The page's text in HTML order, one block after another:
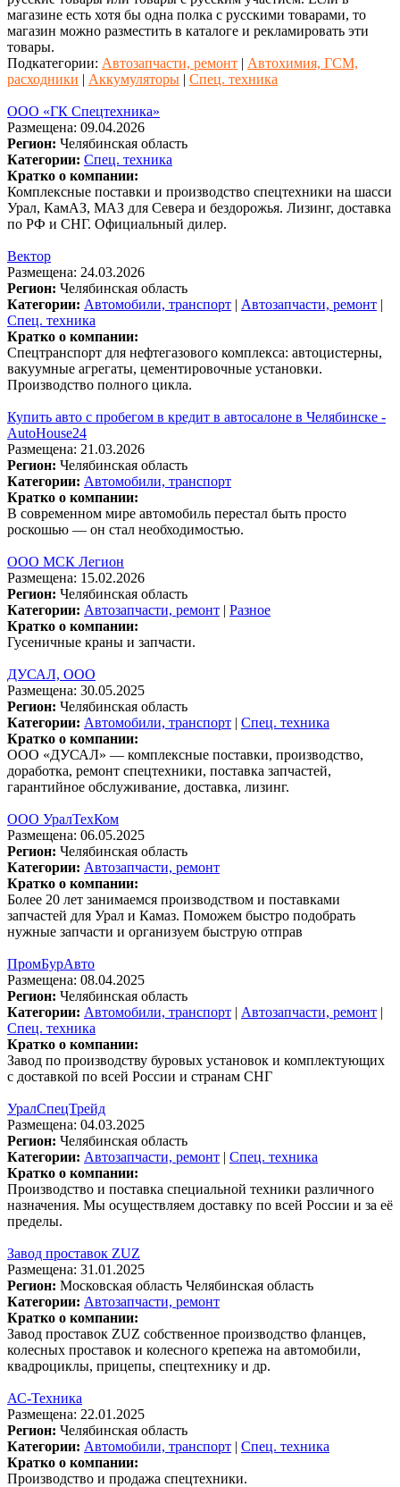
магазине есть хотя бы одна полка с русскими товарами, то
магазин можно разместить в каталоге и рекламировать эти
товары.
Подкатегории: Автозапчасти, ремонт | Автохимия, ГСМ,
расходники | Аккумуляторы | Спец. техника
ООО «ГК Спецтехника»
Размещена: 09.04.2026
Регион: Челябинская область
Категории: Спец. техника
Кратко о компании:
Комплексные поставки и производство спецтехники на шасси
Урал, КамАЗ, МАЗ для Севера и бездорожья. Лизинг, доставка
по РФ и СНГ. Официальный дилер.
Вектор
Размещена: 24.03.2026
Регион: Челябинская область
Категории: Автомобили, транспорт | Автозапчасти, ремонт |
Спец. техника
Кратко о компании:
Спецтранспорт для нефтегазового комплекса: автоцистерны,
вакуумные агрегаты, цементировочные установки.
Производство полного цикла.
Купить авто с пробегом в кредит в автосалоне в Челябинске -
AutoHouse24
Размещена: 21.03.2026
Регион: Челябинская область
Категории: Автомобили, транспорт
Кратко о компании:
В современном мире автомобиль перестал быть просто
роскошью — он стал необходимостью.
ООО МСК Легион
Размещена: 15.02.2026
Регион: Челябинская область
Категории: Автозапчасти, ремонт | Разное
Кратко о компании:
Гусеничные краны и запчасти.
ДУСАЛ, ООО
Размещена: 30.05.2025
Регион: Челябинская область
Категории: Автомобили, транспорт | Спец. техника
Кратко о компании:
ООО «ДУСАЛ» — комплексные поставки, производство,
доработка, ремонт спецтехники, поставка запчастей,
гарантийное обслуживание, доставка, лизинг.
ООО УралТехКом
Размещена: 06.05.2025
Регион: Челябинская область
Категории: Автозапчасти, ремонт
Кратко о компании:
Более 20 лет занимаемся производством и поставками
запчастей для Урал и Камаз. Поможем быстро подобрать
нужные запчасти и организуем быструю отправ
ПромБурАвто
Размещена: 08.04.2025
Регион: Челябинская область
Категории: Автомобили, транспорт | Автозапчасти, ремонт |
Спец. техника
Кратко о компании:
Завод по производству буровых установок и комплектующих
с доставкой по всей России и странам СНГ
УралСпецТрейд
Размещена: 04.03.2025
Регион: Челябинская область
Категории: Автозапчасти, ремонт | Спец. техника
Кратко о компании:
Производство и поставка специальной техники различного
назначения. Мы осуществляем доставку по всей России и за её
пределы.
Завод проставок ZUZ
Размещена: 31.01.2025
Регион: Московская область Челябинская область
Категории: Автозапчасти, ремонт
Кратко о компании:
Завод проставок ZUZ собственное производство фланцев,
колесных проставок и колесного крепежа на автомобили,
квадроциклы, прицепы, спецтехнику и др.
АС-Техника
Размещена: 22.01.2025
Регион: Челябинская область
Категории: Автомобили, транспорт | Спец. техника
Кратко о компании:
Производство и продажа спецтехники.